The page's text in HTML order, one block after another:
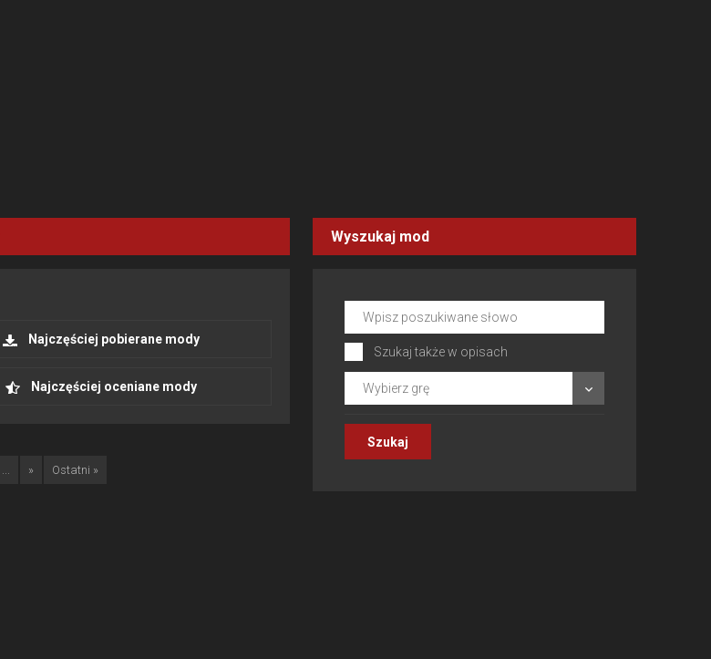
Najczęściej pobierane mody
Najczęściej oceniane mody
... » Ostatni »
Wyszukaj mod
Szukaj także w opisach
Wybierz grę